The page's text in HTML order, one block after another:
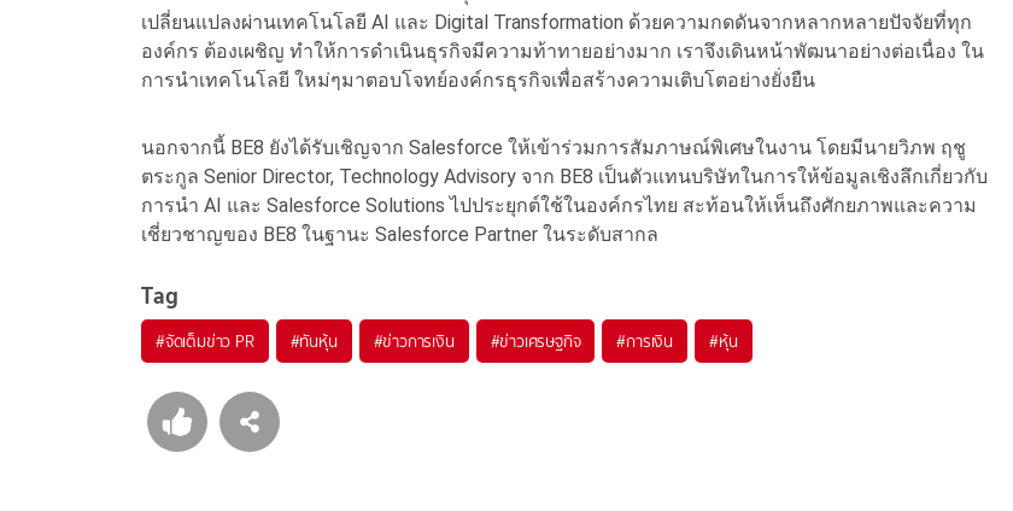
เปลี่ยนแปลงผ่านเทคโนโลยี AI และ Digital Transformation ด้วยความกดดันจากหลากหลายปัจจัยที่ทุก
องค์กร ต้องเผชิญ ทำให้การดำเนินธุรกิจมีความท้าทายอย่างมาก เราจึงเดินหน้าพัฒนาอย่างต่อเนื่อง ใน
การนำเทคโนโลยี ใหม่ๆมาตอบโจทย์องค์กรธุรกิจเพื่อสร้างความเติบโตอย่างยั่งยืน
นอกจากนี้ BE8 ยังได้รับเชิญจาก Salesforce ให้เข้าร่วมการสัมภาษณ์พิเศษในงาน โดยมีนายวิภพ ฤชู
ตระกูล Senior Director, Technology Advisory จาก BE8 เป็นตัวแทนบริษัทในการให้ข้อมูลเชิงลึกเกี่ยวกับ
การนำ AI และ Salesforce Solutions ไปประยุกต์ใช้ในองค์กรไทย สะท้อนให้เห็นถึงศักยภาพและความ
เชี่ยวชาญของ BE8 ในฐานะ Salesforce Partner ในระดับสากล
Tag
#จัดเต็มข่าว PR #ทันหุ้น #ข่าวการเงิน #ข่าวเศรษฐกิจ #การเงิน #หุ้น